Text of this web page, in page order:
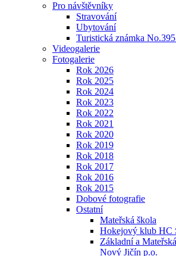
Pro návštěvníky
Stravování
Ubytování
Turistická známka
Videogalerie
Fotogalerie
Rok 2026
Rok 2025
Rok 2024
Rok 2023
Rok 2022
Rok 2021
Rok 2020
Rok 2019
Rok 2018
Rok 2017
Rok 2016
Rok 2015
Dobové fotografie
Ostatní
Mateřská škola
Hokejový klub HC
Základní a
Nový Jičín p.o.